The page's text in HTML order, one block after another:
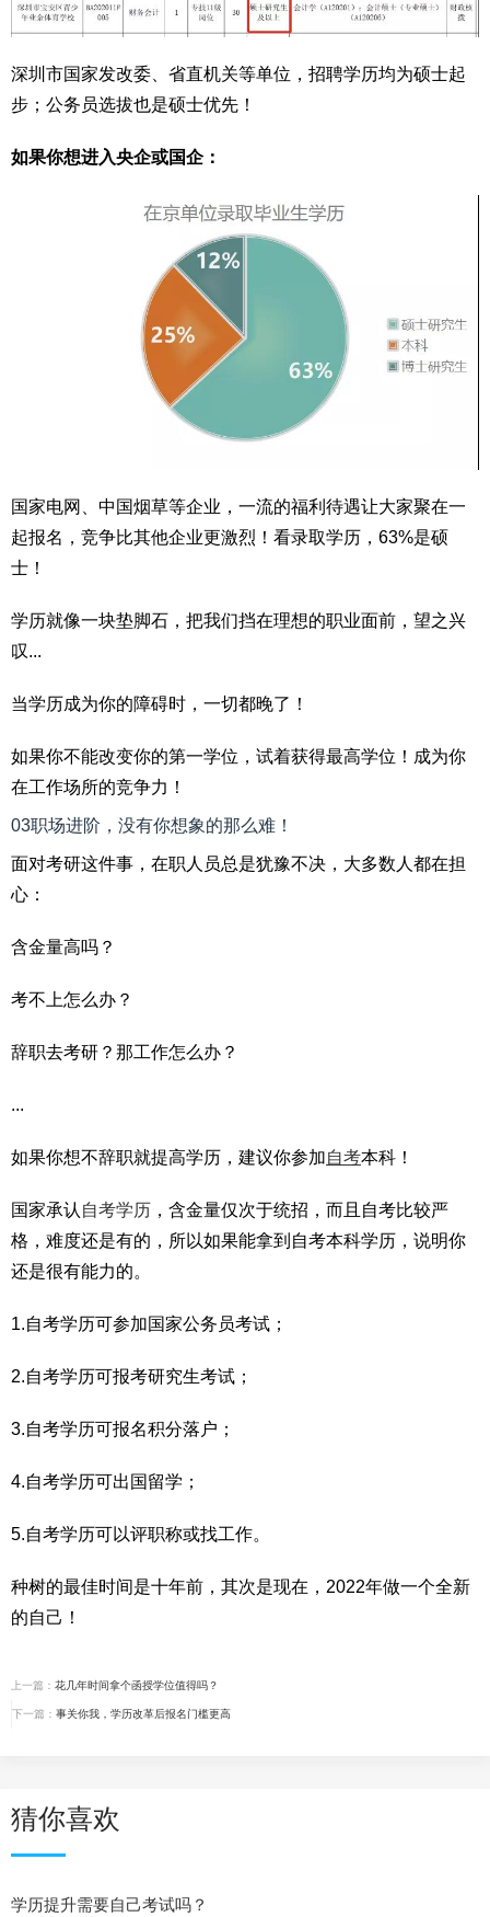
深圳市国家发改委、省直机关等单位，招聘学历均为硕士起
步；公务员选拔也是硕士优先！
如果你想进入央企或国企：
国家电网、中国烟草等企业，一流的福利待遇让大家聚在一
起报名，竞争比其他企业更激烈！看录取学历，63%是硕
士！
学历就像一块垫脚石，把我们挡在理想的职业面前，望之兴
叹...
当学历成为你的障碍时，一切都晚了！
如果你不能改变你的第一学位，试着获得最高学位！成为你
在工作场所的竞争力！
03职场进阶，没有你想象的那么难！
面对考研这件事，在职人员总是犹豫不决，大多数人都在担
心：
含金量高吗？
考不上怎么办？
辞职去考研？那工作怎么办？
...
如果你想不辞职就提高学历，建议你参加自考本科！
国家承认 自考学历 ，含金量仅次于统招，而且自考比较严
格，难度还是有的，所以如果能拿到自考本科学历，说明你
还是很有能力的。
1.自考学历可参加国家公务员考试；
2.自考学历可报考研究生考试；
3.自考学历可报名积分落户；
4.自考学历可出国留学；
5.自考学历可以评职称或找工作。
种树的最佳时间是十年前，其次是现在，2022年做一个全新
的自己！
上一篇： 花几年时间拿个函授学位值得吗？
下一篇： 事关你我，学历改革后报名门槛更高
猜你喜欢
学历提升需要自己考试吗？